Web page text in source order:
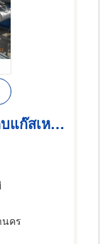
ติดตั้งระบบท่อแก๊สหน้าถังเก็บแก๊สเหลวชนิดต่างๆ
นคร